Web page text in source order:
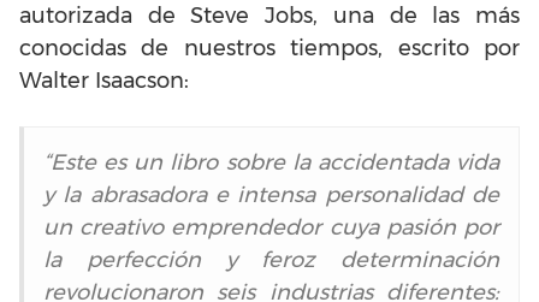
autorizada de Steve Jobs, una de las más
conocidas de nuestros tiempos, escrito por
Walter Isaacson:
“Este es un libro sobre la accidentada vida
y la abrasadora e intensa personalidad de
un creativo emprendedor cuya pasión por
la perfección y feroz determinación
revolucionaron seis industrias diferentes: